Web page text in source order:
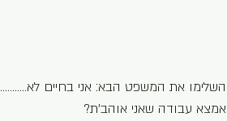
השלימו את המשפט הבא: אני בחיים לא………..
אמצא עבודה שאני אוהב’ת?